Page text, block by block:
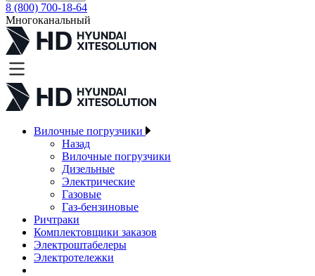
8 (800) 700-18-64
Многоканальный
Вилочные погрузчики
Назад
Вилочные погрузчики
Дизельные
Электрические
Газовые
Газ-бензиновые
Ричтраки
Комплектовщики заказов
Электроштабелеры
Электротележки